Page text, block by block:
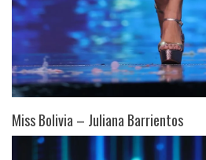
Miss Bolivia – Juliana Barrientos